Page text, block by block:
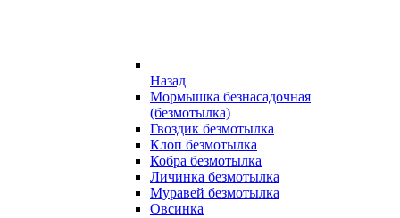
Назад
Мормышка безнасадочная
(безмотылка)
Гвоздик безмотылка
Клоп безмотылка
Кобра безмотылка
Личинка безмотылка
Муравей безмотылка
Овсинка